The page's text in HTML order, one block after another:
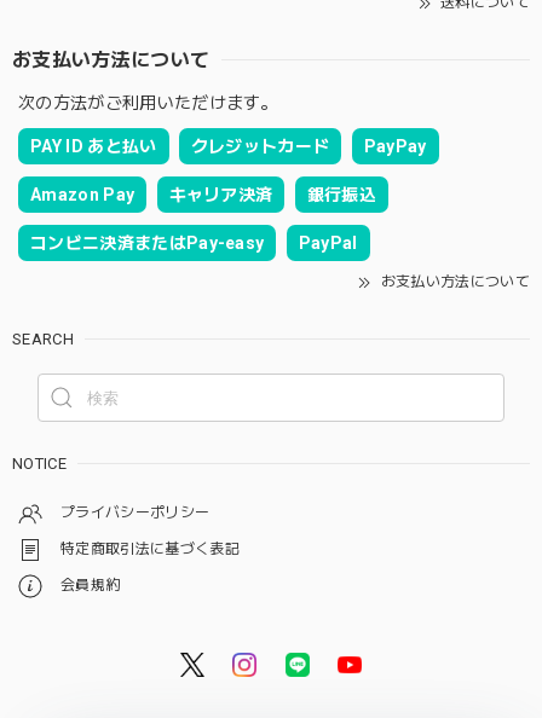
お支払い方法について
次の方法がご利用いただけます。
PAY ID あと払い クレジットカード PayPay
Amazon Pay キャリア決済 銀行振込
コンビニ決済またはPay-easy PayPal
お支払い方法について
SEARCH
NOTICE
プライバシーポリシー
特定商取引法に基づく表記
会員規約